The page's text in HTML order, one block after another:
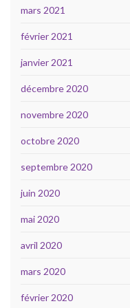
mars 2021
février 2021
janvier 2021
décembre 2020
novembre 2020
octobre 2020
septembre 2020
juin 2020
mai 2020
avril 2020
mars 2020
février 2020